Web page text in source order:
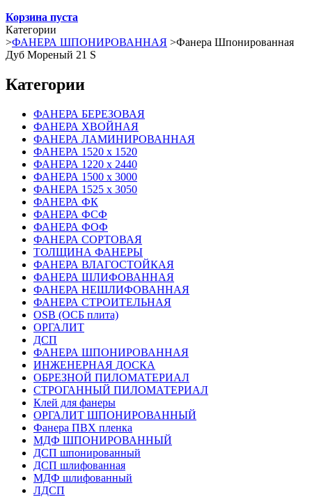
Корзина пуста
Категории
>ФАНЕРА ШПОНИРОВАННАЯ >Фанера Шпонированная
Дуб Мореный 21 S
Категории
ФАНЕРА БЕРЕЗОВАЯ
ФАНЕРА ХВОЙНАЯ
ФАНЕРА ЛАМИНИРОВАННАЯ
ФАНЕРА 1520 х 1520
ФАНЕРА 1220 х 2440
ФАНЕРА 1500 х 3000
ФАНЕРА 1525 х 3050
ФАНЕРА ФК
ФАНЕРА ФСФ
ФАНЕРА ФОФ
ФАНЕРА СОРТОВАЯ
ТОЛЩИНА ФАНЕРЫ
ФАНЕРА ВЛАГОСТОЙКАЯ
ФАНЕРА ШЛИФОВАННАЯ
ФАНЕРА НЕШЛИФОВАННАЯ
ФАНЕРА СТРОИТЕЛЬНАЯ
OSB (ОСБ плита)
ОРГАЛИТ
ДСП
ФАНЕРА ШПОНИРОВАННАЯ
ИНЖЕНЕРНАЯ ДОСКА
ОБРЕЗНОЙ ПИЛОМАТЕРИАЛ
СТРОГАННЫЙ ПИЛОМАТЕРИАЛ
Клей для фанеры
ОРГАЛИТ ШПОНИРОВАННЫЙ
Фанера ПВХ пленка
МДФ ШПОНИРОВАННЫЙ
ДСП шпонированный
ДСП шлифованная
МДФ шлифованный
ЛДСП